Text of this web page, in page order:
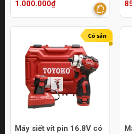
1.000.000₫
Có sẵn
Máy siết vít pin 16.8V có